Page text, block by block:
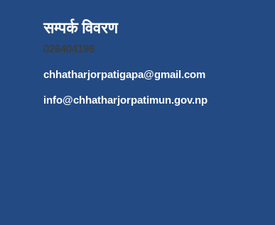
सम्पर्क विवरण
026404196
chhatharjorpatigapa@gmail.com
info@chhatharjorpatimun.gov.np